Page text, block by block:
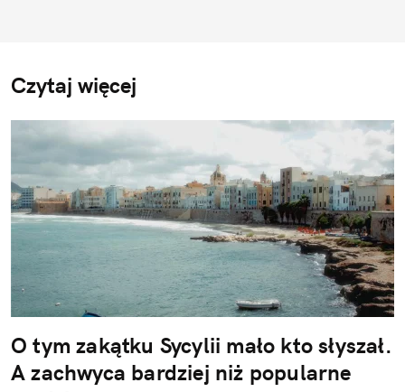
Czytaj więcej
O tym zakątku Sycylii mało kto słyszał.
A zachwyca bardziej niż popularne